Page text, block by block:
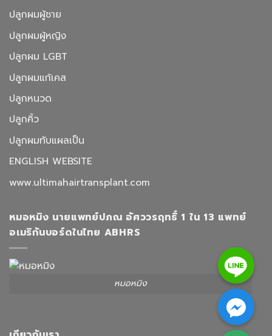
ปลูกผมผู้ชาย
ปลูกผมผู้หญิง
ปลูกผม LGBT
ปลูกผมแก้เคส
ปลูกหนวด
ปลูกคิ้ว
ปลูกผมทับแผลเป็น
ENGLISH WEBSITE
www.ultimahairtransplant.com
หมอหมิง นายแพทย์ปภณ อัศววรฤทธิ์ 1 ใน 13 แพทย์
อเมริกันบอร์ดในไทย ABHRS
หมอหมิง
Line
Facebook Messenger
Google Map